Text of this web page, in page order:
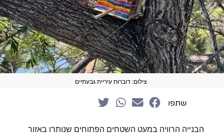
צילום: דוברות עיריית גבעתיים
שתפו
הבנייה הרוויה במעט השטחים הפתוחים שנותרו באזור